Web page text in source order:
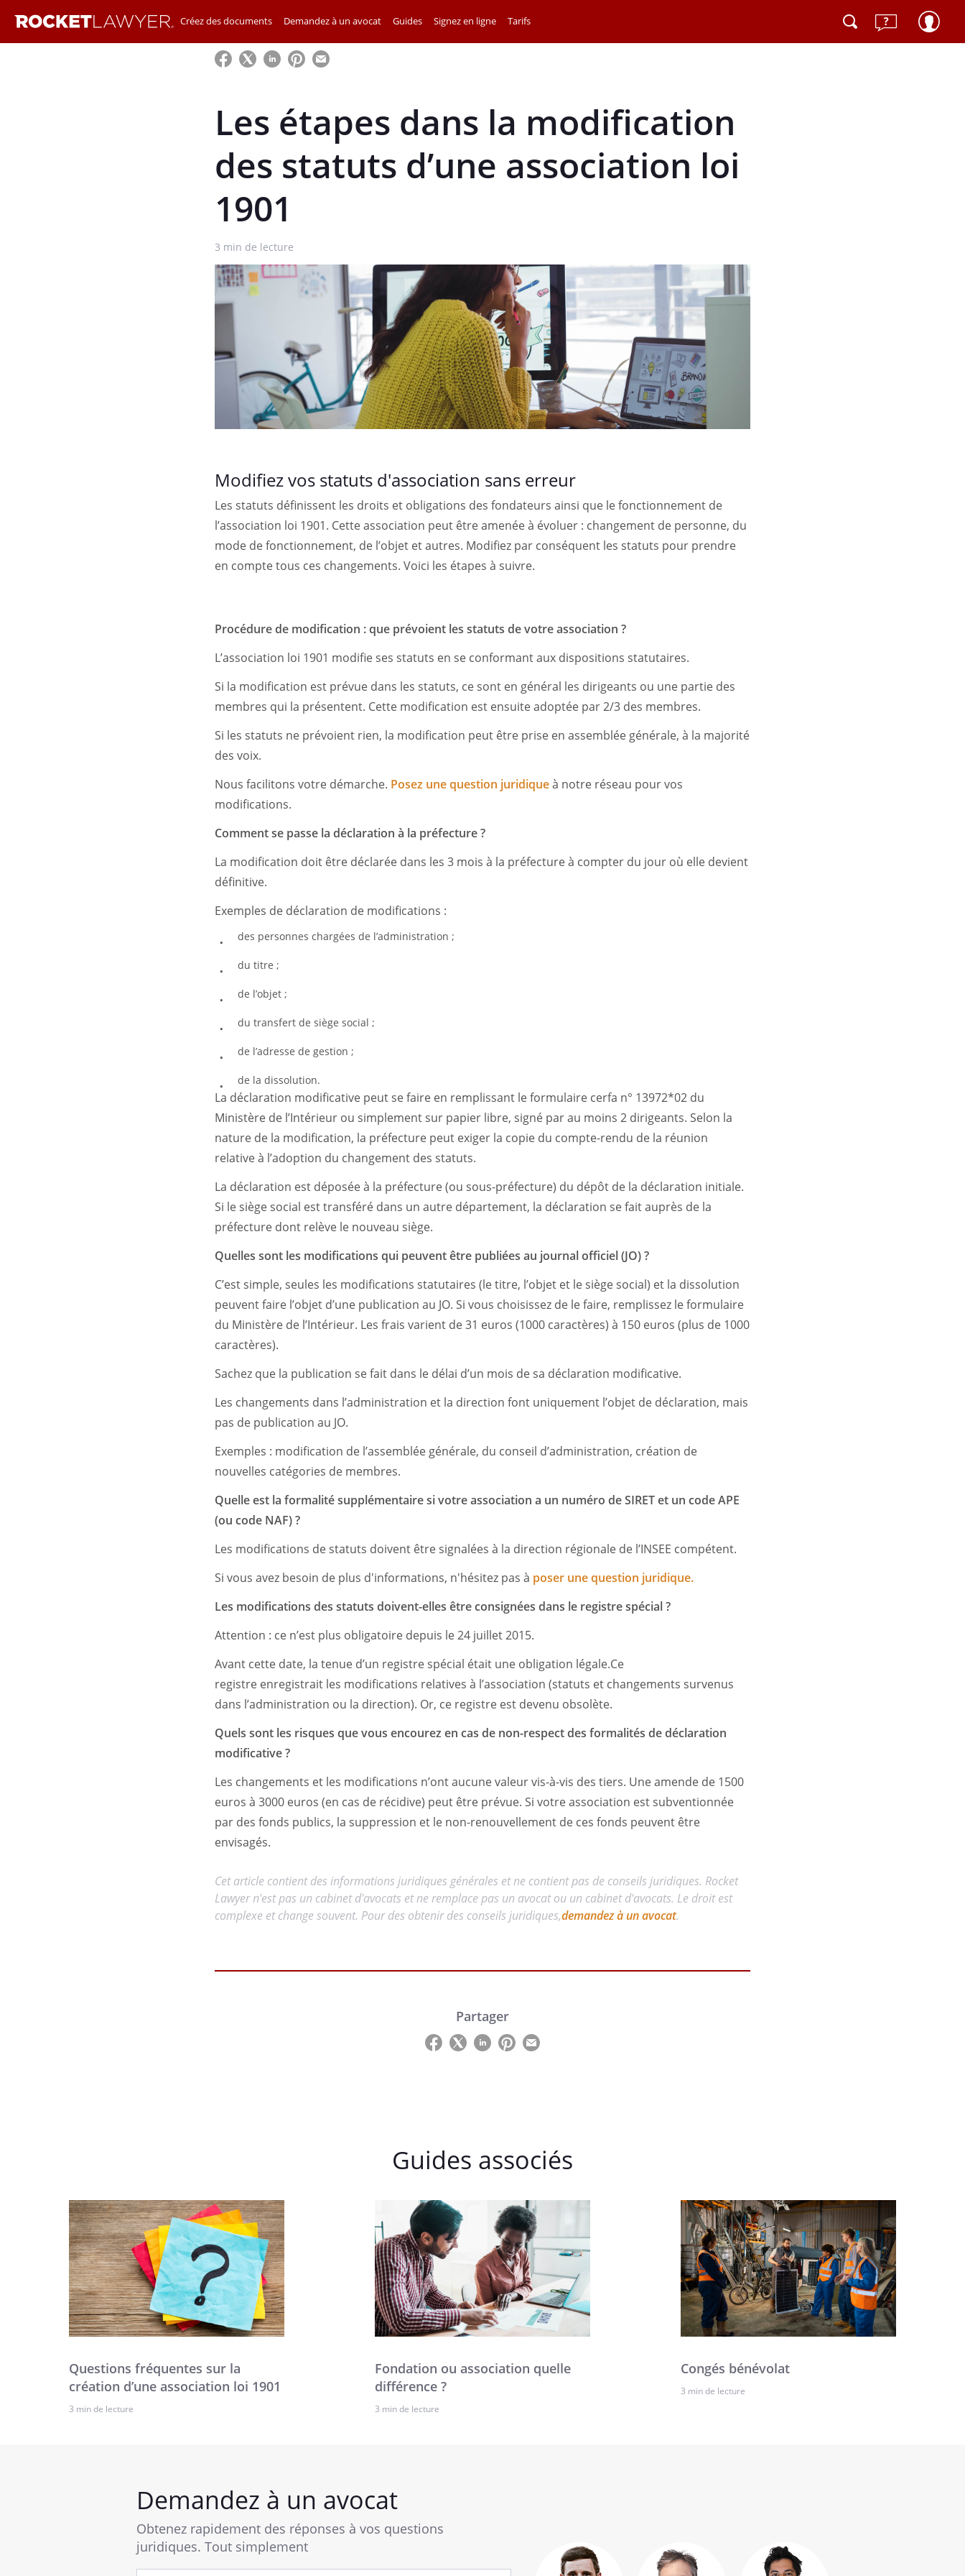
Créez des documents Demandez à un avocat Guides Signez en ligne Tarifs
Les étapes dans la modification
des statuts d’une association loi
1901
3 min de lecture
Modifiez vos statuts d'association sans erreur
Les statuts définissent les droits et obligations des fondateurs ainsi que le fonctionnement de
l’association loi 1901. Cette association peut être amenée à évoluer : changement de personne, du
mode de fonctionnement, de l’objet et autres. Modifiez par conséquent les statuts pour prendre
en compte tous ces changements. Voici les étapes à suivre.
Procédure de modification : que prévoient les statuts de votre association ?
L’association loi 1901 modifie ses statuts en se conformant aux dispositions statutaires.
Si la modification est prévue dans les statuts, ce sont en général les dirigeants ou une partie des
membres qui la présentent. Cette modification est ensuite adoptée par 2/3 des membres.
Si les statuts ne prévoient rien, la modification peut être prise en assemblée générale, à la majorité
des voix.
Nous facilitons votre démarche. Posez une question juridiqueà notre réseau pour vos
modifications.
Comment se passe la déclaration à la préfecture ?
La modification doit être déclarée dans les 3 mois à la préfecture à compter du jour où elle devient
définitive.
Exemples de déclaration de modifications :
des personnes chargées de l’administration ;
du titre ;
de l’objet ;
du transfert de siège social ;
de l’adresse de gestion ;
de la dissolution.
La déclaration modificative peut se faire en remplissant le formulaire cerfa n° 13972*02 du
Ministère de l’Intérieur ou simplement sur papier libre, signé par au moins 2 dirigeants. Selon la
nature de la modification, la préfecture peut exiger la copie du compte-rendu de la réunion
relative à l’adoption du changement des statuts.
La déclaration est déposée à la préfecture (ou sous-préfecture) du dépôt de la déclaration initiale.
Si le siège social est transféré dans un autre département, la déclaration se fait auprès de la
préfecture dont relève le nouveau siège.
Quelles sont les modifications qui peuvent être publiées au journal officiel (JO) ?
C’est simple, seules les modifications statutaires (le titre, l’objet et le siège social) et la dissolution
peuvent faire l’objet d’une publication au JO. Si vous choisissez de le faire, remplissez le formulaire
du Ministère de l’Intérieur. Les frais varient de 31 euros (1000 caractères) à 150 euros (plus de 1000
caractères).
Sachez que la publication se fait dans le délai d’un mois de sa déclaration modificative.
Les changements dans l’administration et la direction font uniquement l’objet de déclaration, mais
pas de publication au JO.
Exemples : modification de l’assemblée générale, du conseil d’administration, création de
nouvelles catégories de membres.
Quelle est la formalité supplémentaire si votre association a un numéro de SIRET et un code APE
(ou code NAF) ?
Les modifications de statuts doivent être signalées à la direction régionale de l’INSEE compétent.
Si vous avez besoin de plus d'informations, n'hésitez pas à poser une question juridique.
Les modifications des statuts doivent-elles être consignées dans le registre spécial ?
Attention : ce n’est plus obligatoire depuis le 24 juillet 2015.
Avant cette date, la tenue d’un registre spécial était une obligation légale.Ce
registre enregistrait les modifications relatives à l’association (statuts et changements survenus
dans l’administration ou la direction). Or, ce registre est devenu obsolète.
Quels sont les risques que vous encourez en cas de non-respect des formalités de déclaration
modificative ?
Les changements et les modifications n’ont aucune valeur vis-à-vis des tiers. Une amende de 1500
euros à 3000 euros (en cas de récidive) peut être prévue. Si votre association est subventionnée
par des fonds publics, la suppression et le non-renouvellement de ces fonds peuvent être
envisagés.
Cet article contient des informations juridiques générales et ne contient pas de conseils juridiques. Rocket
Lawyer n'est pas un cabinet d'avocats et ne remplace pas un avocat ou un cabinet d'avocats. Le droit est
complexe et change souvent. Pour des obtenir des conseils juridiques,demandez à un avocat.
Partager
Guides associés
Questions fréquentes sur la
création d’une association loi 1901
3 min de lecture
Fondation ou association quelle
différence ?
3 min de lecture
Congés bénévolat
3 min de lecture
Demandez à un avocat
Obtenez rapidement des réponses à vos questions
juridiques. Tout simplement